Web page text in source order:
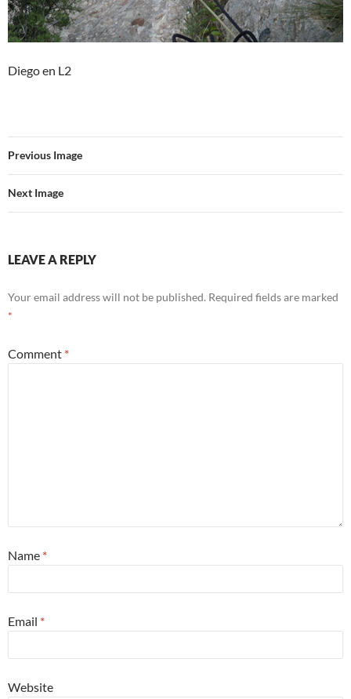
Diego en L2
Previous Image
Next Image
LEAVE A REPLY
Your email address will not be published. Required fields are marked
*
Comment *
Name *
Email *
Website